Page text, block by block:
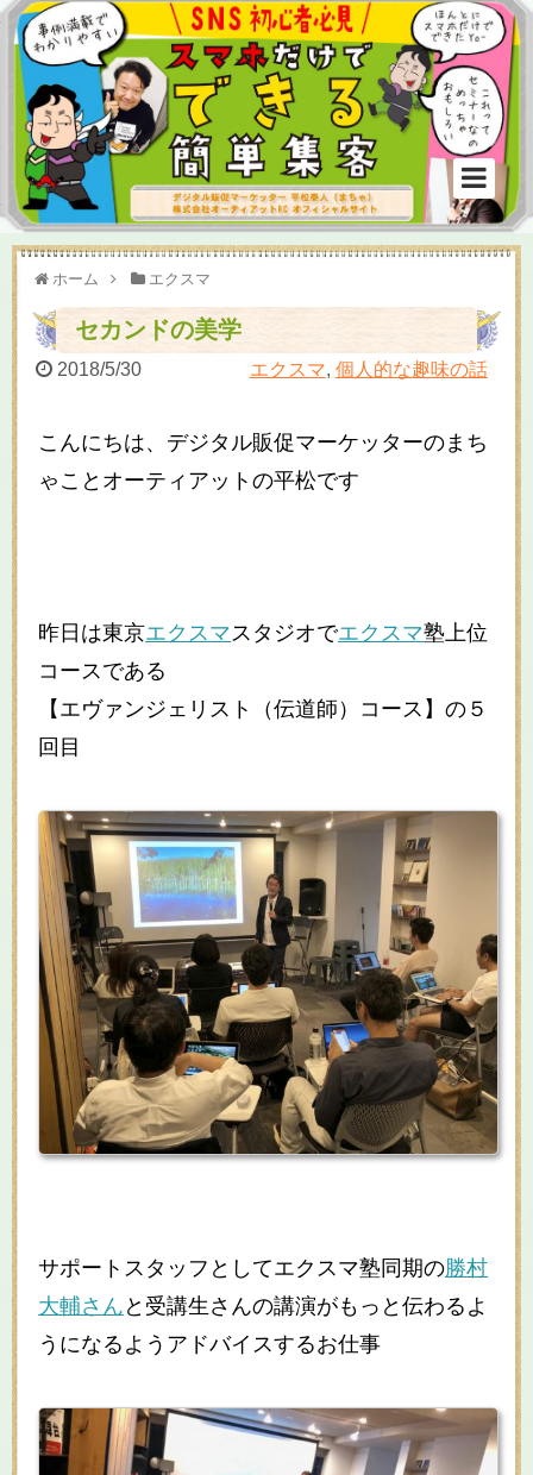
ホーム エクスマ
セカンドの美学
2018/5/30 エクスマ, 個人的な趣味の話
こんにちは、デジタル販促マーケッターのまち
ゃことオーティアットの平松です
昨日は東京エクスマ スタジオでエクスマ塾上位
コースである
【エヴァンジェリスト（伝道師）コース】の５
回目
サポートスタッフとしてエクスマ塾同期の勝村
大輔さん と受講生さんの講演がもっと伝わるよ
うになるようアドバイスするお仕事